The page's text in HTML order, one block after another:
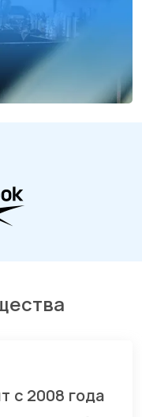
с 2008 года